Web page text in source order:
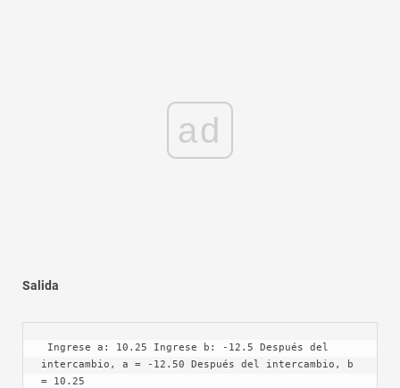
ad
Salida
intercambio, a = -12.50 Después del intercambio, b
= 10.25